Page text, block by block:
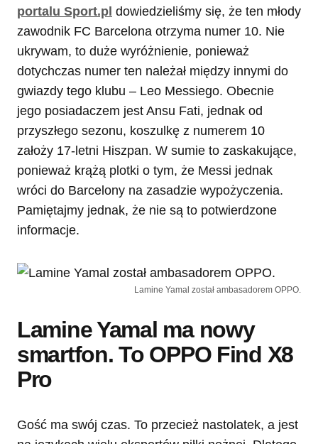
portalu Sport.pl dowiedzieliśmy się, że ten młody
zawodnik FC Barcelona otrzyma numer 10. Nie
ukrywam, to duże wyróżnienie, ponieważ
dotychczas numer ten należał między innymi do
gwiazdy tego klubu – Leo Messiego. Obecnie
jego posiadaczem jest Ansu Fati, jednak od
przyszłego sezonu, koszulkę z numerem 10
założy 17-letni Hiszpan. W sumie to zaskakujące,
ponieważ krążą plotki o tym, że Messi jednak
wróci do Barcelony na zasadzie wypożyczenia.
Pamiętajmy jednak, że nie są to potwierdzone
informacje.
Lamine Yamal został ambasadorem OPPO.
Lamine Yamal ma nowy
smartfon. To OPPO Find X8
Pro
Gość ma swój czas. To przecież nastolatek, a jest